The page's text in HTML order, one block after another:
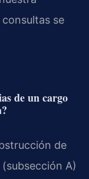
se
de un cargo
de
A)